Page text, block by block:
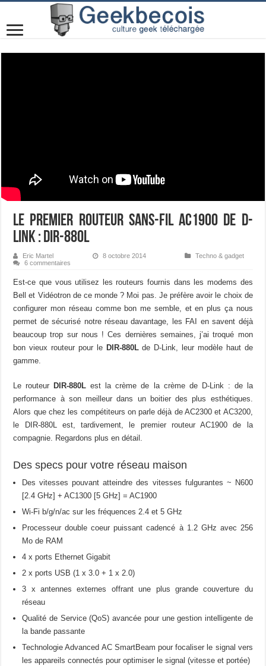
Le premier routeur sans-fil AC1900 de D-
Link : DIR-880L
Eric Martel 8 octobre 2014
Techno & gadget
6 commentaires
Est-ce que vous utilisez les routeurs fournis dans les modems des
Bell et Vidéotron de ce monde ? Moi pas. Je préfère avoir le choix de
configurer mon réseau comme bon me semble, et en plus ça nous
permet de sécurisé notre réseau davantage, les FAI en savent déjà
beaucoup trop sur nous ! Ces dernières semaines, j’ai troqué mon
bon vieux routeur pour le DIR-880Lde D-Link, leur modèle haut de
gamme.
Le routeur DIR-880L est la crème de la crème de D-Link : de la
performance à son meilleur dans un boitier des plus esthétiques.
Alors que chez les compétiteurs on parle déjà de AC2300 et AC3200,
le DIR-880L est, tardivement, le premier routeur AC1900 de la
compagnie. Regardons plus en détail.
Des specs pour votre réseau maison
Des vitesses pouvant atteindre des vitesses fulgurantes ~ N600
[2.4 GHz] + AC1300 [5 GHz] = AC1900
Wi-Fi b/g/n/ac sur les fréquences 2.4 et 5 GHz
Processeur double coeur puissant cadencé à 1.2 GHz avec 256
Mo de RAM
4 x ports Ethernet Gigabit
2 x ports USB (1 x 3.0 + 1 x 2.0)
3 x antennes externes offrant une plus grande couverture du
réseau
Qualité de Service (QoS) avancée pour une gestion intelligente de
la bande passante
Technologie Advanced AC SmartBeam pour focaliser le signal vers
les appareils connectés pour optimiser le signal (vitesse et portée)